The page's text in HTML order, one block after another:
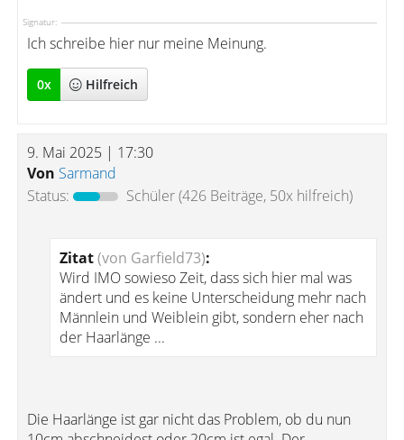
Signatur:
Ich schreibe hier nur meine Meinung.
0x Hilfreich
9. Mai 2025 | 17:30
Von Sarmand
Status:
Schüler(426 Beiträge, 50x hilfreich)
Zitat(von Garfield73):
Wird IMO sowieso Zeit, dass sich hier mal was
ändert und es keine Unterscheidung mehr nach
Männlein und Weiblein gibt, sondern eher nach
der Haarlänge ...
Die Haarlänge ist gar nicht das Problem, ob du nun